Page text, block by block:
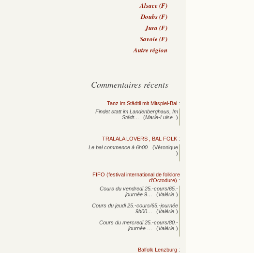
Alsace (F)
Doubs (F)
Jura (F)
Savoie (F)
Autre région
Commentaires récents
Tanz im Städtli mit Mitspiel-Bal :
Findet statt im Landenberghaus, Im
Städt…
(Marie-Luise )
TRALALA LOVERS , BAL FOLK :
Le bal commence à 6h00.
(Véronique
)
FIFO (festival international de folklore
d'Octodure) :
Cours du vendredi 25.-cours/65.-
journée 9… (Valérie )
Cours du jeudi 25.-cours/65.-journée
9h00…
(Valérie )
Cours du mercredi 25.-cours/80.-
journée … (Valérie )
Balfolk Lenzburg :